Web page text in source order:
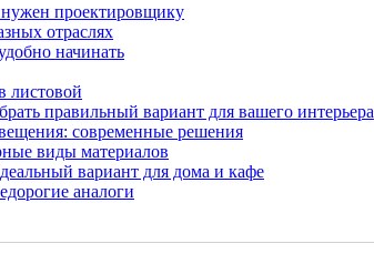
нужен проектировщику
отраслях
начинать
листовой
правильный вариант для вашего интерьера
современные решения
виды материалов
вариант для дома и кафе
аналоги